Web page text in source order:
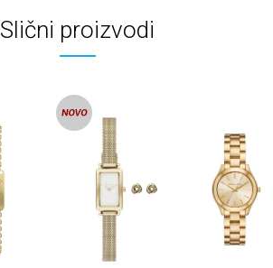
Slični proizvodi